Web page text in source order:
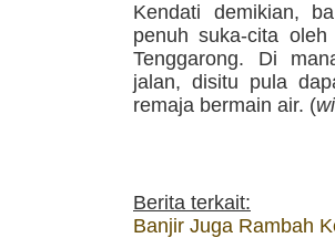
Kendati demikian,
penuh suka-cita
Tenggarong. Di
jalan, disitu pula
remaja bermain air. (
Berita terkait:
Banjir Juga Rambah